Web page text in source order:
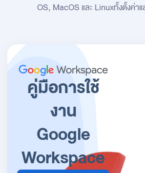
OS, MacOS และ Linuxทั้งตั้งค่าแ
คู่มือการใช้
งาน
Google
Workspace